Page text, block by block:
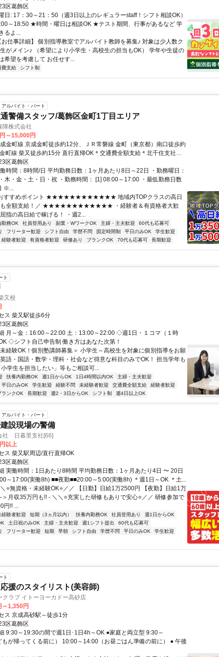
区葛飾区
日: 17：30～21：50（週3日以上のレギュラーstaff！シフト相談OK）
～18:50 ★時間・曜日は相談OK ★テスト期間、行事があるなど 学
るよ...
仕事詳細】 個別指導教室でアルバイト教師を募集♪ 対象は少人数ク
がメイン♪ （希望により小学生・高校生の担当もOK） 学年や生徒の
希望を考慮して お任せす...
費支給 シフト制
アルバイト・パート
警備スタッフ/葛飾区金町1丁目エリア
障株式会社
～15,000円
金町線 京成金町徒歩約12分、ＪＲ常磐線 金町（東京都）南口徒歩約
町線 柴又徒歩約15分 直行直帰OK＊交通費全額支給＊北千住支社
（「北千住駅」東口より徒歩3分程度）※支社が複数ある為、自宅の
近くの支社での面接OK！
区葛飾区
時間：8時間/日 平均勤務日数：1ヶ月あたり8日～22日 ・勤務曜日：
木・金・土・日・祝 ・勤務時間： [1] 08:00～17:00 ・最低勤務日数
※...
おすすめポイント ★★★★★★★★★★★★ 地域内TOPクラスの高日
も全額支給！／ ★★★★★★★★★★★★ ・経験者＆有資格者大歓
指の高日給で稼げる！ ・週2...
勤務OK 社員登用あり 副業・WワークOK 主婦・主夫歓迎
60代も応募可
フリーター歓迎 シフト自由 学歴不問 固定時間制 平日のみOK
学生歓迎
経験者歓迎
有資格者歓迎 研修あり ブランクOK 70代も応募可 長期歓迎
ト
又校
ス 柴又駅徒歩6分
区葛飾区
月～金：16:00～22:00 土：13:00～22:00 ◇週1日・１コマ（１時
◇シフト自己申告制 働き方はあなた次第！
経験OK！個別塾講師募集＞ 小学生～高校生を対象に個別指導をお願
語・国語・数学・理科・社会など得意な科目のみでOK！ 担当学年も
学生を担当したい」等もご相談可...
扶養内勤務OK 週1日からOK 1日4時間以内OK
主婦・主夫歓迎
平日のみOK
学生歓迎 経験不問 未経験者歓迎 交通費全額支給
経験者歓迎
ランクOK
長期歓迎 週2・3日からOK シフト制 週4日以上OK
アルバイト・パート
設現場の警備
社 日暮里支社[66]
以上
ス 柴又駅周辺/直行直帰OK
区葛飾区
実働時間：1日あたり8時間 平均勤務日数：1ヶ月あたり4日 〜 20日
～17:00(実働8h) ■■夜勤■■20:00～5:00(実働8h) ＊週1日～OK ＊土...
⭐無資格・未経験OK⭐／／ 【日勤】日給1万2500円 【夜勤】日給1万
月収35万円も!! - ＼＼⭐充実した研修もありで安心⭐／／ 研修参加で
円!! ...
経験者歓迎 短期（3ヵ月以内） 扶養内勤務OK 社員登用あり
週1日からOK
土日祝のみOK 主婦・主夫歓迎 週1シフト提出
60代も応募可
フリーター歓迎 短期 早朝 シフト自由 学歴不問 平日のみOK 学生歓迎
ト
援のスタイリスト(美容師)
クラブ イトーヨーカドー高砂店
1,350円
ス 京成高砂駅～徒歩1分
区葛飾区
9:30～19:30の間で週1日･1日4h～OK ●家庭と両立型 9:30～
が帰ってくる前に） 10:00～14:00（お昼ごはん準備の前に） ● 午後